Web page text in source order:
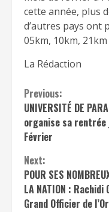
cette année, plus
d’autres pays ont
05km, 10km,
La Rédaction
Continue
Reading
Previous:
UNIVERSITÉ DE
organise sa
Février
Next:
POUR SES
LA NATION :
Grand Officier de